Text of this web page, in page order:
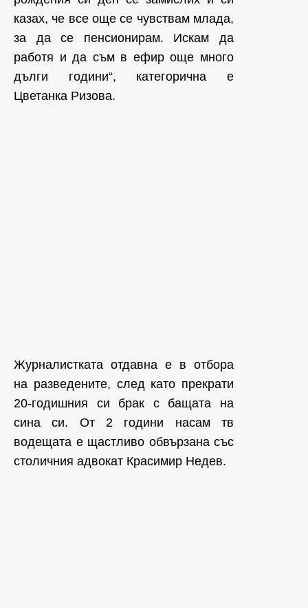
казах, че все още се чувствам млада,
за да се пенсионирам. Искам да
работя и да съм в ефир още много
дълги години“, категорична е
Цветанка Ризова.
Журналистката отдавна е в отбора
на разведените, след като прекрати
20-годишния си брак с бащата на
сина си. От 2 години насам тв
водещата е щастливо обвързана със
столичния адвокат Красимир Недев.